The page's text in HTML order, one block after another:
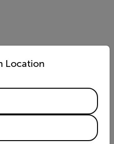
Kit (T199356)
(T198342ACC)
Location
and language from the